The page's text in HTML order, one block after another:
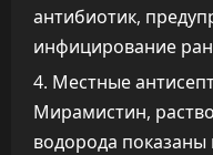
антибиотик,
инфицирование
Местные
Мирамистин,
водорода показаны